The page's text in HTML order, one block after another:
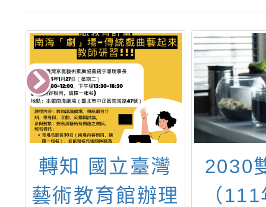
轉知 國立臺灣
藝術教育館辦理
2030
（